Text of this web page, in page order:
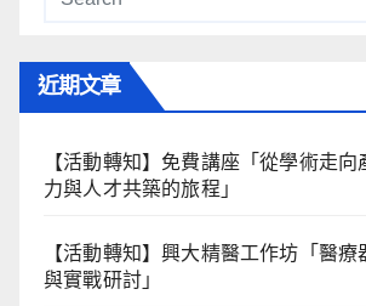
近期文章
【活動轉知】免費講座「從學術走
力與⼈才共築的旅程」
【活動轉知】興大精醫工作坊「醫
與實戰研討」